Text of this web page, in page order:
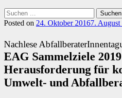
Suchen
nach:
Posted on 24. Oktober 20167. August
Nachlese
EAG Sammelziele
Herausforderung für
Umwelt- und